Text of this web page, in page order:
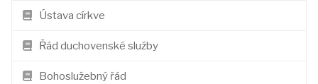
Ústava církve
Řád duchovenské služby
Bohoslužebný řád